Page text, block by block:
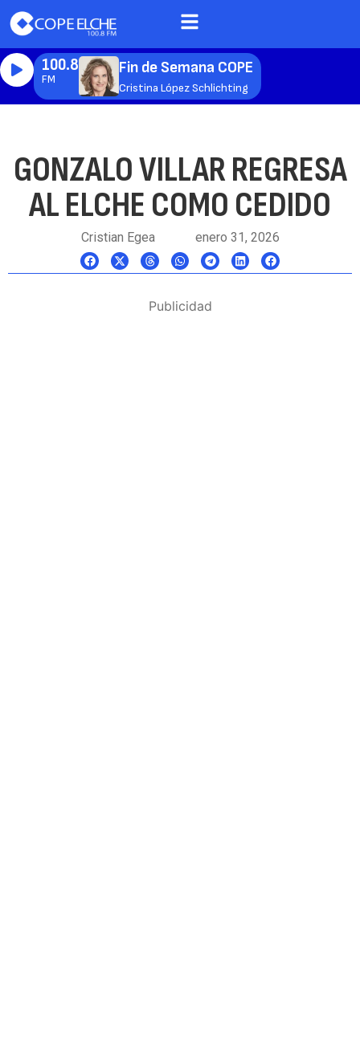
100.8
FM
Fin de Semana COPE
Cristina López Schlichting
GONZALO VILLAR REGRESA
AL ELCHE COMO CEDIDO
Cristian Egea enero 31, 2026
Publicidad